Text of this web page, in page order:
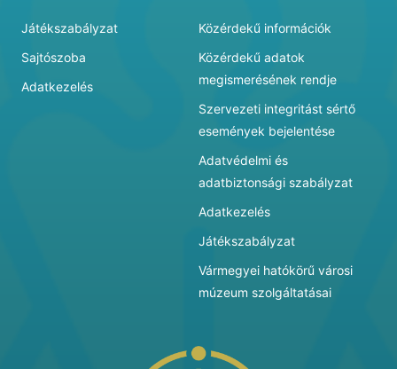
Játékszabályzat
Sajtószoba
Adatkezelés
Közérdekű információk
Közérdekű adatok
megismerésének rendje
Szervezeti integritást sértő
események bejelentése
Adatvédelmi és
adatbiztonsági szabályzat
Adatkezelés
Játékszabályzat
Vármegyei hatókörű városi
múzeum szolgáltatásai